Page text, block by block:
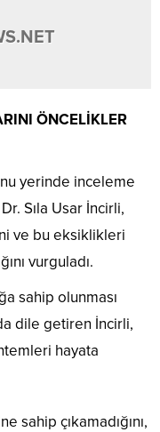
ÖNCELİKLER
yerinde inceleme
Sıla Usar İncirli,
ve bu eksiklikleri
vurguladı.
sahip olunması
dile getiren İncirli,
hayata
sahip çıkamadığını,